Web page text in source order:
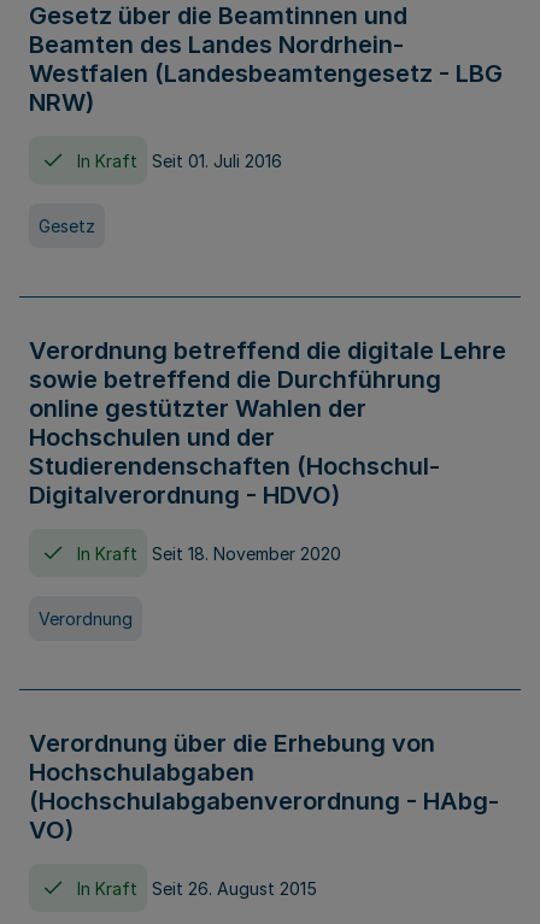
Gesetz über die Beamtinnen und
Beamten des Landes Nordrhein-
Westfalen (Landesbeamtengesetz - LBG
NRW)
In Kraft Seit 01. Juli 2016
Gesetz
Verordnung betreffend die digitale Lehre
sowie betreffend die Durchführung
online gestützter Wahlen der
Hochschulen und der
Studierendenschaften (Hochschul-
Digitalverordnung - HDVO)
In Kraft Seit 18. November 2020
Verordnung
Verordnung über die Erhebung von
Hochschulabgaben
(Hochschulabgabenverordnung - HAbg-
VO)
In Kraft Seit 26. August 2015